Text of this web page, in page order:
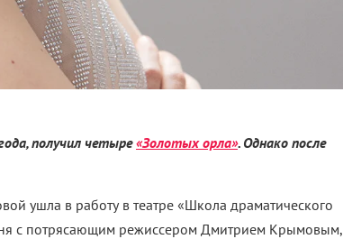
получил четыре«Золотых орла». Однако после
ушла в работу в театре «Школа драматического
с потрясающим режиссером Дмитрием Крымовым,